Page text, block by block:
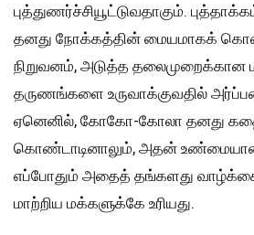
புத்துணர்ச்சியூட்டுவதாகும்.
தனது நோக்கத்தின் மையமாகக்
நிறுவனம், அடுத்த தலைமுறைக்கான
தருணங்களை உருவாக்குவதில்
ஏனெனில், கோகோ-கோலா தனது
கொண்டாடினாலும், அதன்
எப்போதும் அதைத் தங்களது
மாற்றிய மக்களுக்கே உரியது.